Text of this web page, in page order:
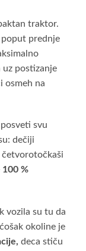
traktor.
prednje
uz postizanje
osmeh na
svu
dečiji
100 %
vozila su tu da
okoline je
deca stiču